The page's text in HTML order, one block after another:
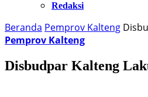
Redaksi
Beranda Pemprov Kalteng
Pemprov Kalteng
Disbudpar Kalteng